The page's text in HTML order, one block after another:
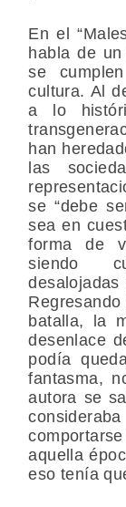
En el
habla de
se
cultura. Al
a lo
han
las
se “debe
sea en
forma de
siendo
batalla, la
desenlace
podía
fantasma,
autora se
aquella
eso tenía